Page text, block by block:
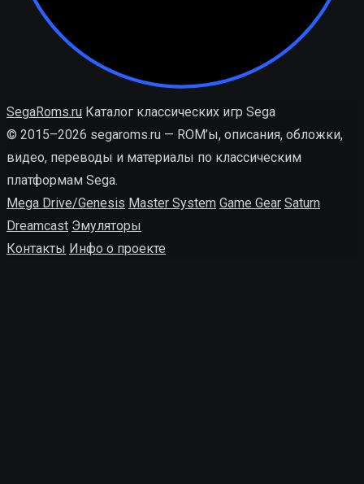
SegaRoms.ru Каталог классических игр Sega
© 2015–2026 segaroms.ru — ROM’ы, описания, обложки,
видео, переводы и материалы по классическим
платформам Sega.
Mega Drive/Genesis Master System Game Gear Saturn
Dreamcast Эмуляторы
Контакты Инфо о проекте